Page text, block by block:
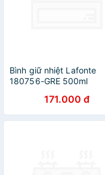
Bình giữ nhiệt Lafonte
180756-GRE 500ml
171.000 đ